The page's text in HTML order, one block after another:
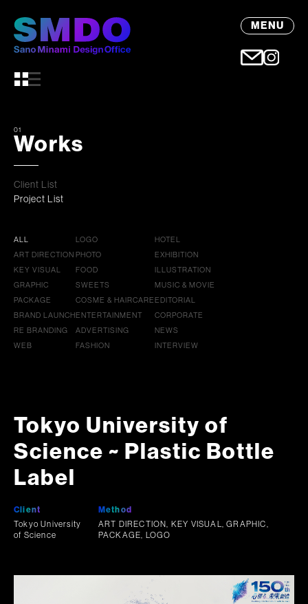
MENU
01
Works
Client List
Project List
ALL
ART DIRECTION
KEY VISUAL
GRAPHIC
PACKAGE
BRAND LAUNCH
RE BRANDING
WEB
LOGO
PHOTO
FOOD
SWEETS
COSME & HAIRCARE
ENTERTAINMENT
ADVERTISING
FASHION
HOTEL
EXHIBITION
ILLUSTRATION
MUSIC & MOVIE
EDITORIAL
CORPORATE
NEWS
INTERVIEW
Tokyo University of
Science ~ Plastic Bottle
Label
Client
Tokyo University
of Science
Method
ART DIRECTION, KEY VISUAL, GRAPHIC,
PACKAGE, LOGO